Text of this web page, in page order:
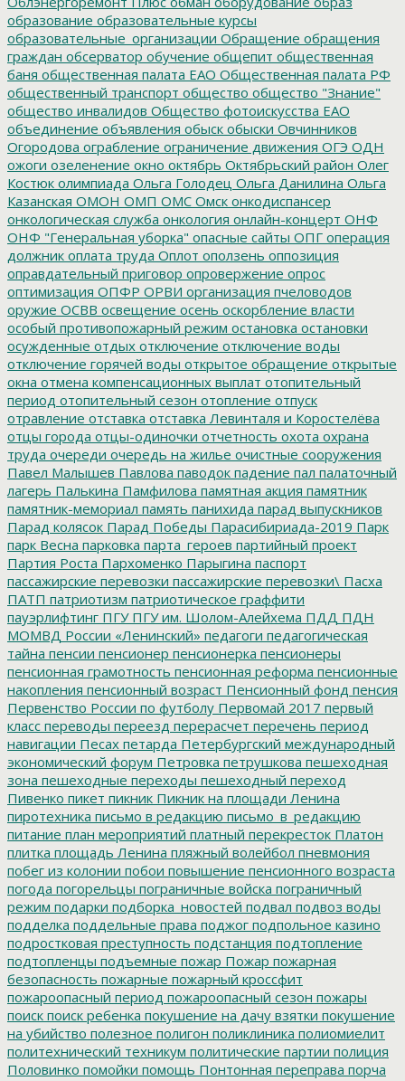
образование образовательные курсы
образовательные_организации Обращение обращения
граждан обсерватор обучение общепит общественная
баня общественная палата ЕАО Общественная палата РФ
общественный транспорт общество общество "Знание"
общество инвалидов Общество фотоискусства ЕАО
объединение объявления обыск обыски Овчинников
Огородова ограбление ограничение движения ОГЭ ОДН
ожоги озеленение окно октябрь Октябрьский район Олег
Костюк олимпиада Ольга Голодец Ольга Данилина Ольга
Казанская ОМОН ОМП ОМС Омск онкодиспансер
онкологическая служба онкология онлайн-концерт ОНФ
ОНФ "Генеральная уборка" опасные сайты ОПГ операция
должник оплата труда Оплот оползень оппозиция
оправдательный приговор опровержение опрос
оптимизация ОПФР ОРВИ организация пчеловодов
оружие ОСВВ освещение осень оскорбление власти
особый противопожарный режим остановка остановки
осужденные отдых отключение отключение воды
отключение горячей воды открытое обращение открытые
окна отмена компенсационных выплат отопительный
период отопительный сезон отопление отпуск
отравление отставка отставка Левинталя и Коростелёва
отцы города отцы-одиночки отчетность охота охрана
труда очереди очередь на жилье очистные сооружения
Павел Малышев Павлова паводок падение пал палаточный
лагерь Палькина Памфилова памятная акция памятник
памятник-мемориал память панихида парад выпускников
Парад колясок Парад Победы Парасибириада-2019 Парк
парк Весна парковка парта_героев партийный проект
Партия Роста Пархоменко Парыгина паспорт
пассажирские перевозки пассажирские перевозки\ Пасха
ПАТП патриотизм патриотическое граффити
пауэрлифтинг ПГУПГУ им. Шолом-Алейхема ПДД ПДН
МОМВД России «Ленинский» педагоги педагогическая
тайна пенсии пенсионер пенсионерка пенсионеры
пенсионная грамотность пенсионная реформа пенсионные
накопления пенсионный возраст Пенсионный фонд пенсия
Первенство России по футболу Первомай 2017 первый
класс переводы переезд перерасчет перечень период
навигации Песах петарда Петербургский международный
экономический форум Петровка петрушкова пешеходная
зона пешеходные переходы пешеходный переход
Пивенко пикет пикник Пикник на площади Ленина
пиротехника письмо в редакцию письмо_в_редакцию
питание план мероприятий платный перекресток Платон
плитка площадь Ленина пляжный волейбол пневмония
побег из колонии побои повышение пенсионного возраста
погода погорельцы пограничные войска пограничный
режим подарки подборка_новостей подвал подвоз воды
подделка поддельные права поджог подпольное казино
подростковая преступность подстанция подтопление
подтопленцы подъемные пожар Пожар пожарная
безопасность пожарные пожарный кроссфит
пожароопасный период пожароопасный сезон пожары
поиск поиск ребенка покушение на дачу взятки покушение
на убийство полезное полигон поликлиника полиомиелит
политехнический техникум политические партии полиция
Половинко помойки помощь Понтонная переправа порча